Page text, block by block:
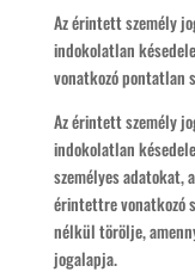
Az érintett személy
indokolatlan
vonatkozó pontatlan
Az érintett személy
indokolatlan
személyes adatokat,
érintettre vonatkozó
nélkül törölje,
jogalapja.